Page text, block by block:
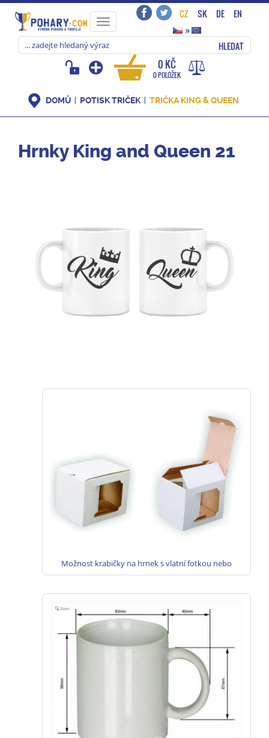
Toggle
navigation
CZ SK DE
EN
»
HLEDAT
0 KČ
0 POLOŽEK
DOMŮ POTISK TRIČEK TRIČKA KING & QUEEN
Hrnky King and Queen 21
Možnost krabičky na hrnek s vlatní fotkou nebo
textem.